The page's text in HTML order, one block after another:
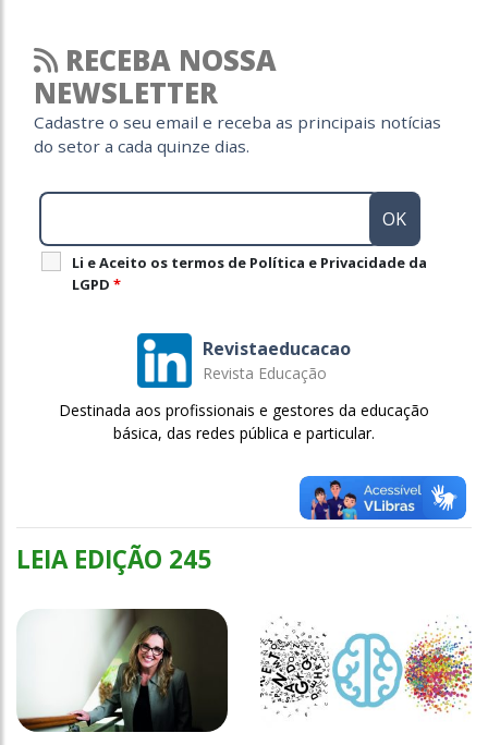
RECEBA NOSSA
NEWSLETTER
Cadastre o seu email e receba as principais notícias
do setor a cada quinze dias.
Li e Aceito os termos de Política e Privacidade da
LGPD *
Revistaeducacao
Revista Educação
Destinada aos profissionais e gestores da educação
básica, das redes pública e particular.
LEIA EDIÇÃO 245